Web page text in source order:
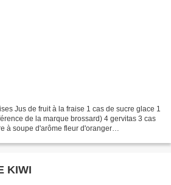
Jus de fruit à la fraise 1 cas de sucre glace 1
de la marque brossard) 4 gervitas 3 cas
à soupe d'arôme fleur d'oranger
KIWI